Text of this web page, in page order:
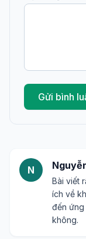
Gửi bình
N
Bài viết
ích về
đến ứng
không.